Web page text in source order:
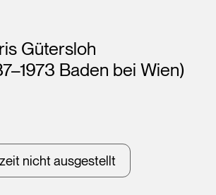
Gütersloh
Baden bei Wien)
nicht ausgestellt